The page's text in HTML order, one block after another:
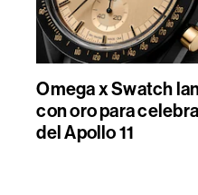
Omega x Swatch
con oro para
del Apollo 11